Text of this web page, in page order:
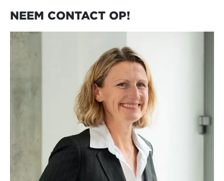
NEEM CONTACT OP!